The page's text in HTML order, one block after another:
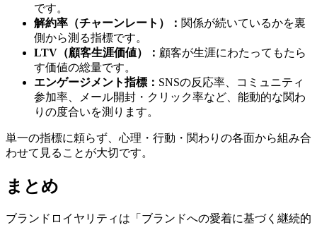
です。
解約率（チャーンレート）： 関係が続いているかを裏
側から測る指標です。
LTV（顧客生涯価値）： 顧客が生涯にわたってもたら
す価値の総量です。
エンゲージメント指標： SNSの反応率、コミュニティ
参加率、メール開封・クリック率など、能動的な関わ
りの度合いを測ります。
単一の指標に頼らず、心理・行動・関わりの各面から組み合
わせて見ることが大切です。
まとめ
ブランドロイヤリティは「ブランドへの愛着に基づく継続的